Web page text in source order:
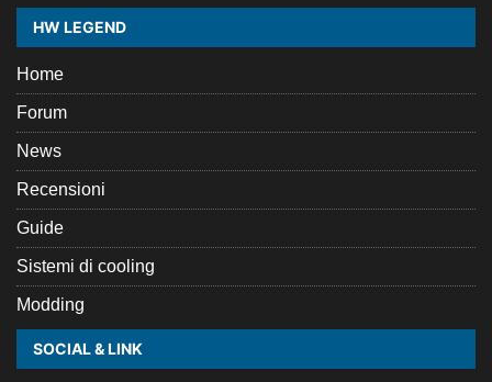
HW LEGEND
Home
Forum
News
Recensioni
Guide
Sistemi di cooling
Modding
SOCIAL & LINK